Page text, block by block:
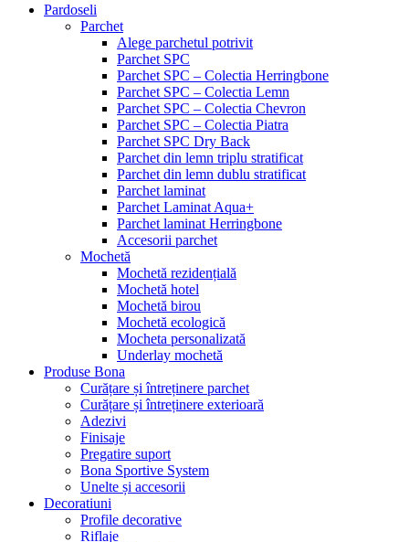
Pardoseli
Parchet
Alege parchetul potrivit
Parchet SPC
Parchet SPC – Colectia Herringbone
Parchet SPC – Colectia Lemn
Parchet SPC – Colectia Chevron
Parchet SPC – Colectia Piatra
Parchet SPC Dry Back
Parchet din lemn triplu stratificat
Parchet din lemn dublu stratificat
Parchet laminat
Parchet Laminat Aqua+
Parchet laminat Herringbone
Accesorii parchet
Mochetă
Mochetă rezidențială
Mochetă hotel
Mochetă birou
Mochetă ecologică
Mocheta personalizată
Underlay mochetă
Produse Bona
Curățare și întreținere parchet
Curățare și întreținere exterioară
Adezivi
Finisaje
Pregatire suport
Bona Sportive System
Unelte și accesorii
Decoratiuni
Profile decorative
Riflaje